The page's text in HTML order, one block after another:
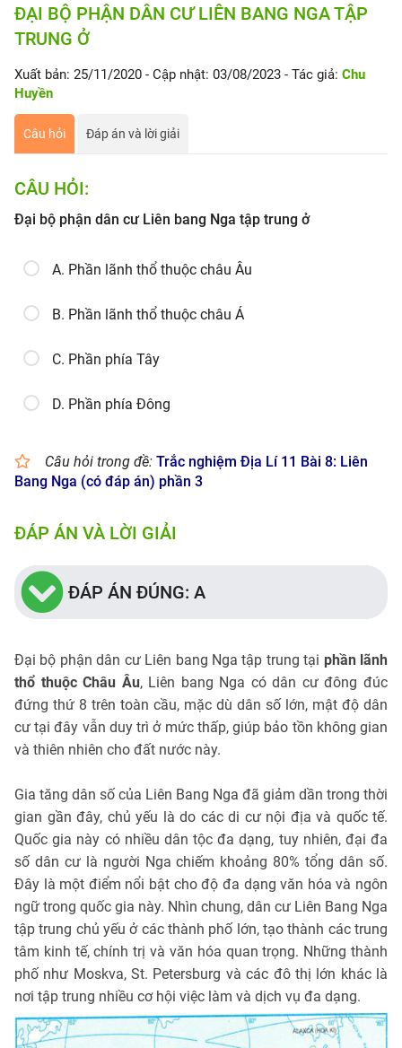
ĐẠI BỘ PHẬN DÂN CƯ LIÊN BANG NGA TẬP
TRUNG Ở
Xuất bản: 25/11/2020 - Cập nhật: 03/08/2023 - Tác giả: Chu
Huyền
Câu hỏi Đáp án và lời giải
CÂU HỎI:
Đại bộ phận dân cư Liên bang Nga tập trung ở
A. Phần lãnh thổ thuộc châu Âu
B. Phần lãnh thổ thuộc châu Á
C. Phần phía Tây
D. Phần phía Đông
Câu hỏi trong đề: Trắc nghiệm Địa Lí 11 Bài 8: Liên
Bang Nga (có đáp án) phần 3
ĐÁP ÁN VÀ LỜI GIẢI
ĐÁP ÁN ĐÚNG: A
Đại bộ phận dân cư Liên bang Nga tập trung tại phần lãnh
thổ thuộc Châu Âu, Liên bang Nga có dân cư đông đúc
đứng thứ 8 trên toàn cầu, mặc dù dân số lớn, mật độ dân
cư tại đây vẫn duy trì ở mức thấp, giúp bảo tồn không gian
và thiên nhiên cho đất nước này.
Gia tăng dân số của Liên Bang Nga đã giảm dần trong thời
gian gần đây, chủ yếu là do các di cư nội địa và quốc tế.
Quốc gia này có nhiều dân tộc đa dạng, tuy nhiên, đại đa
số dân cư là người Nga chiếm khoảng 80% tổng dân số.
Đây là một điểm nổi bật cho độ đa dạng văn hóa và ngôn
ngữ trong quốc gia này. Nhìn chung, dân cư Liên Bang Nga
tập trung chủ yếu ở các thành phố lớn, tạo thành các trung
tâm kinh tế, chính trị và văn hóa quan trọng. Những thành
phố như Moskva, St. Petersburg và các đô thị lớn khác là
nơi tập trung nhiều cơ hội việc làm và dịch vụ đa dạng.